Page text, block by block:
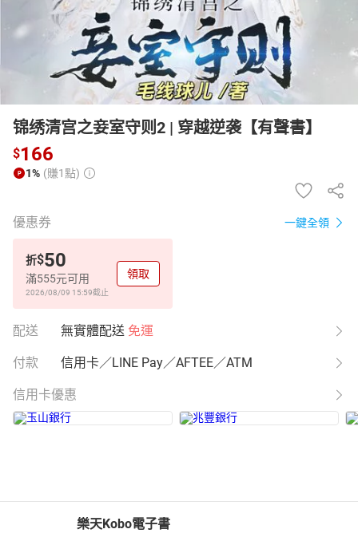
锦绣清宫之妾室守则2 | 穿越逆袭【有聲書】
$166
1% (賺1點)
優惠券 一鍵全領
折$50
滿555元可用
2026/08/09 15:59截止
領取
配送 無實體配送 免運
付款 信用卡／LINE Pay／AFTEE／ATM
信用卡優惠
樂天Kobo電子書